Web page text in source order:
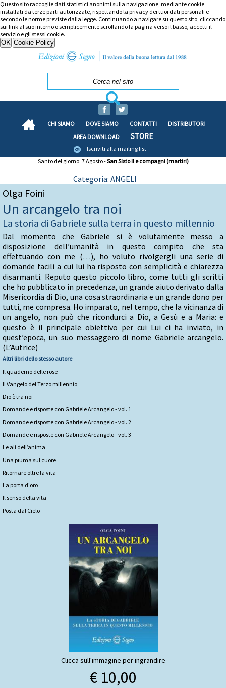
Questo sito raccoglie dati statistici anonimi sulla navigazione, mediante cookie
installati da terze parti autorizzate, rispettando la privacy dei tuoi dati personali e
secondo le norme previste dalla legge. Continuando a navigare su questo sito, cliccando
sui link al suo interno o semplicemente scrollando la pagina verso il basso, accetti il
servizio e gli stessi cookie.
CHI SIAMO DOVE SIAMO CONTATTI
DISTRIBUTORI
AREA DOWNLOAD
STORE
Iscriviti alla mailing list
Santo del giorno: 7 Agosto -San Sisto II e compagni (martiri)
Categoria: ANGELI
Olga Foini
Un arcangelo tra noi
La storia di Gabriele sulla terra in questo millennio
Dal momento che Gabriele si è volutamente messo a
disposizione dell’umanità in questo compito che sta
effettuando con me (…), ho voluto rivolgergli una serie di
domande facili a cui lui ha risposto con semplicità e chiarezza
disarmanti. Reputo questo piccolo libro, come tutti gli scritti
che ho pubblicato in precedenza, un grande aiuto derivato dalla
Misericordia di Dio, una cosa straordinaria e un grande dono per
tutti, me compresa. Ho imparato, nel tempo, che la vicinanza di
un angelo, non può che ricondurci a Dio, a Gesù e a Maria: e
questo è il principale obiettivo per cui Lui ci ha inviato, in
quest’epoca, un suo messaggero di nome Gabriele arcangelo.
(L’Autrice)
Altri libri dello stesso autore
Il quaderno delle rose
Il Vangelo del Terzo millennio
Dio è tra noi
Domande e risposte con Gabriele Arcangelo - vol. 1
Domande e risposte con Gabriele Arcangelo - vol. 2
Domande e risposte con Gabriele Arcangelo - vol. 3
Le ali dell’anima
Una piuma sul cuore
Ritornare oltre la vita
La porta d'oro
Il senso della vita
Posta dal Cielo
Clicca sull'immagine per ingrandire
€ 10,00